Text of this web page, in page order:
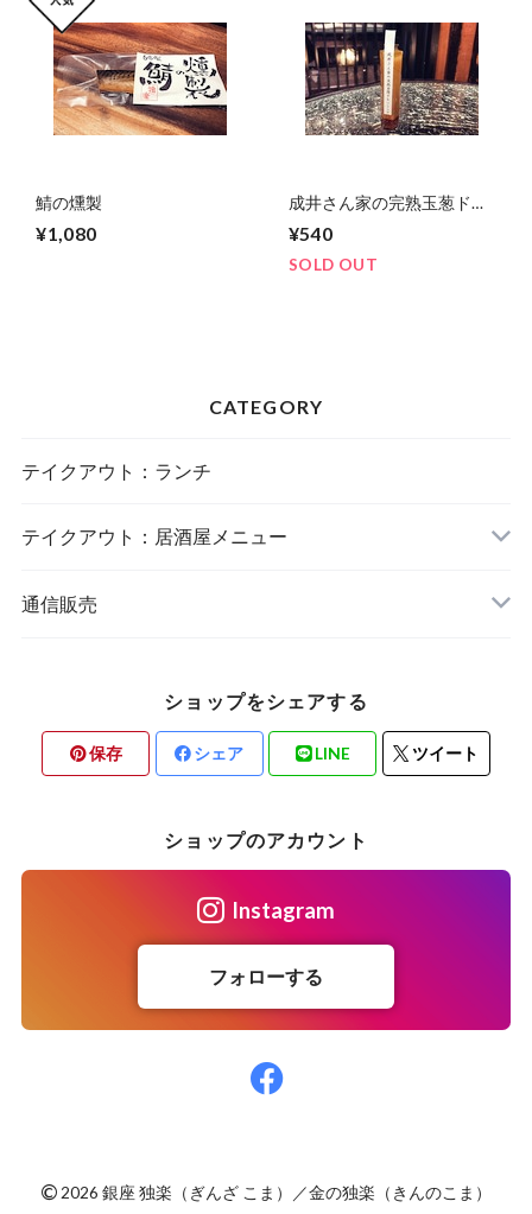
鯖の燻製
¥1,080
成井さん家の完熟玉葱ドレ
¥540
SOLD OUT
CATEGORY
テイクアウト：ランチ
テイクアウト：居酒屋メニュー
通信販売
ショップをシェアする
保存 シェア LINE ツイート
ショップのアカウント
Instagram
フォローする
©2026 銀座 独楽（ぎんざ こま）／金の独楽（きんのこま）